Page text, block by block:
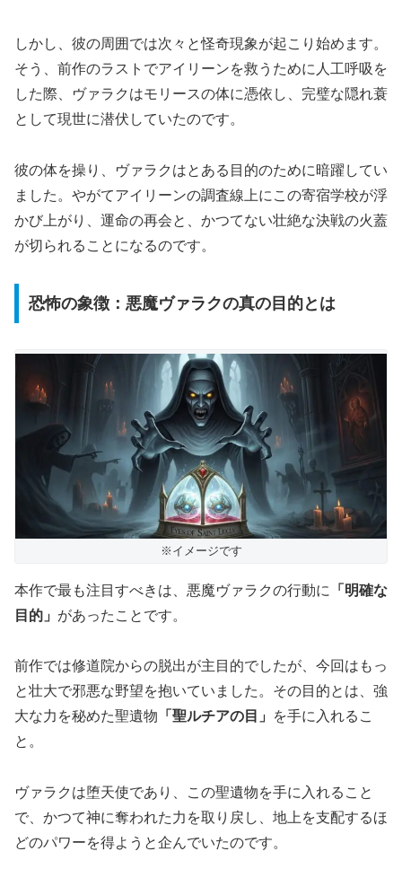
しかし、彼の周囲では次々と怪奇現象が起こり始めます。
そう、前作のラストでアイリーンを救うために人工呼吸を
した際、ヴァラクはモリースの体に憑依し、完璧な隠れ蓑
として現世に潜伏していたのです。
彼の体を操り、ヴァラクはとある目的のために暗躍してい
ました。やがてアイリーンの調査線上にこの寄宿学校が浮
かび上がり、運命の再会と、かつてない壮絶な決戦の火蓋
が切られることになるのです。
恐怖の象徴：悪魔ヴァラクの真の目的とは
※イメージです
本作で最も注目すべきは、悪魔ヴァラクの行動に
「明確な
目的」 があったことです。
前作では修道院からの脱出が主目的でしたが、今回はもっ
と壮大で邪悪な野望を抱いていました。その目的とは、強
大な力を秘めた聖遺物 「聖ルチアの目」
を手に入れるこ
と。
ヴァラクは堕天使であり、この聖遺物を手に入れること
で、かつて神に奪われた力を取り戻し、地上を支配するほ
どのパワーを得ようと企んでいたのです。